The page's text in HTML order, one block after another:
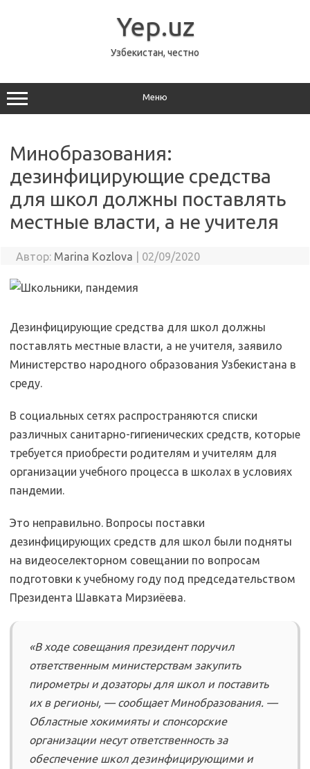
Yep.uz
Узбекистан, честно
Меню
Минобразования:
дезинфицирующие средства
для школ должны поставлять
местные власти, а не учителя
Автор: Marina Kozlova 02/09/2020
Дезинфицирующие средства для школ должны
поставлять местные власти, а не учителя, заявило
Министерство народного образования Узбекистана в
среду.
В социальных сетях распространяются списки
различных санитарно-гигиенических средств, которые
требуется приобрести родителям и учителям для
организации учебного процесса в школах в условиях
пандемии.
Это неправильно. Вопросы поставки
дезинфицирующих средств для школ были подняты
на видеоселекторном совещании по вопросам
подготовки к учебному году под председательством
Президента Шавката Мирзиёева.
«В ходе совещания президент поручил
ответственным министерствам закупить
пирометры и дозаторы для школ и поставить
их в регионы, — сообщает Минобразования. —
Областные хокимияты и спонсорские
организации несут ответственность за
обеспечение школ дезинфицирующими и